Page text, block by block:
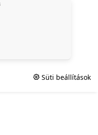
Süti beállítások